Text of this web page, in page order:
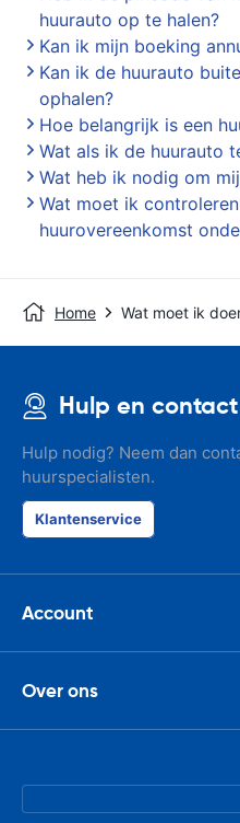
huurauto op te halen?
Kan ik mijn boeking
Kan ik de huurauto
ophalen?
Hoe belangrijk is een
Wat als ik de huurauto
Wat heb ik nodig om
Wat moet ik
huurovereenkomst
Home Wat moet ik
Hulp en contact
Hulp nodig? Neem dan
huurspecialisten.
Klantenservice
Account
Over ons